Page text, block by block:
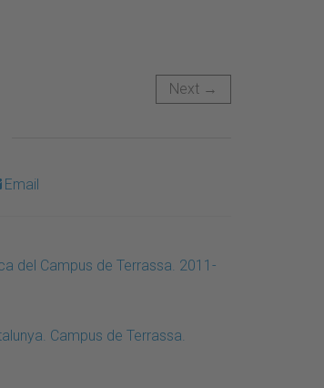
Next →
Email
del Campus de Terrassa. 2011-
Campus de Terrassa.